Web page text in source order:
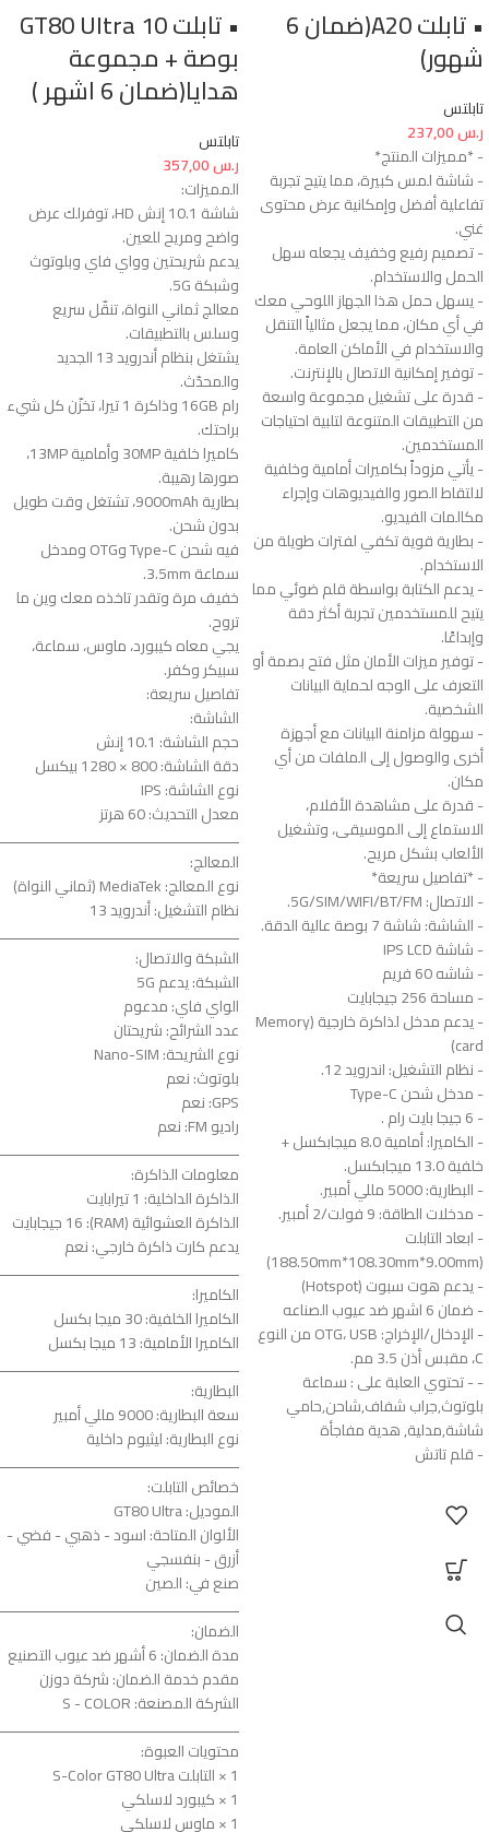
• تابلت A20(ضمان 6
شهور)
تابلتس
ر.س
- *مميزات المنتج*
- شاشة لمس كبيرة، مما يتيح تجربة
تفاعلية أفضل وإمكانية عرض محتوى
غني.
- تصميم رفيع وخفيف يجعله سهل
الحمل والاستخدام.
- يسهل حمل هذا الجهاز اللوحي معك
في أي مكان، مما يجعل مثالياً التنقل
والاستخدام في الأماكن العامة.
- توفير إمكانية الاتصال بالإنترنت.
- قدرة على تشغيل مجموعة واسعة
من التطبيقات المتنوعة لتلبية احتياجات
المستخدمين.
- يأتي مزوداً بكاميرات أمامية وخلفية
لالتقاط الصور والفيديوهات وإجراء
مكالمات الفيديو.
- بطارية قوية تكفي لفترات طويلة من
الاستخدام.
- يدعم الكتابة بواسطة قلم ضوئي مما
يتيح للمستخدمين تجربة أكثر دقة
وإبداعًا.
- توفير ميزات الأمان مثل فتح بصمة أو
التعرف على الوجه لحماية البيانات
الشخصية.
- سهولة مزامنة البيانات مع أجهزة
أخرى والوصول إلى الملفات من أي
مكان.
- قدرة على مشاهدة الأفلام،
الاستماع إلى الموسيقى، وتشغيل
الألعاب بشكل مريح.
- *تفاصيل سريعة*
- الاتصال: 5G/SIM/WIFI/BT/FM.
- الشاشة: شاشة 7 بوصة عالية الدقة.
- شاشة IPS LCD
- شاشه 60 فريم
- مساحة 256 جيجابايت
- يدعم مدخل لذاكرة خارجية (Memory
card)
- نظام التشغيل: اندرويد 12.
- مدخل شحن Type-C
- 6 جيجا بايت رام .
- الكاميرا: أمامية 8.0 ميجابكسل +
خلفية 13.0 ميجابكسل.
- البطارية: 5000 مللي أمبير.
- مدخلات الطاقة: 9 فولت/2 أمبير.
- ابعاد التابلت
(188.50mm*108.30mm*9.00mm)
- يدعم هوت سبوت (Hotspot)
- ضمان 6 اشهر ضد عيوب الصناعه
- الإدخال/الإخراج: OTG، USB من النوع
C، مقبس أذن 3.5 مم.
- - تحتوي العلبة على : سماعة
بلوتوث,جراب شفاف,شاحن,حامي
شاشة,مدلية, هدية مفاجأة
- قلم تاتش
• تابلت GT80 Ultra 10
بوصة + مجموعة
هدايا(ضمان 6 اشهر )
تابلتس
ر.س
المميزات:
شاشة 10.1 إنش HD، توفرلك عرض
واضح ومريح للعين.
يدعم شريحتين وواي فاي وبلوتوث
وشبكة 5G.
معالج ثماني النواة، تنقّل سريع
وسلس بالتطبيقات.
يشتغل بنظام أندرويد 13 الجديد
والمحدّث.
رام 16GB وذاكرة 1 تيرا، تخزّن كل شيء
براحتك.
كاميرا خلفية 30MP وأمامية 13MP،
صورها رهيبة.
بطارية 9000mAh، تشتغل وقت طويل
بدون شحن.
فيه شحن Type-C وOTG ومدخل
سماعة 3.5mm.
خفيف مرة وتقدر تاخذه معك وين ما
تروح.
يجي معاه كيبورد، ماوس، سماعة،
سبيكر وكفر.
تفاصيل سريعة:
الشاشة:
حجم الشاشة: 10.1 إنش
دقة الشاشة: 800 × 1280 بيكسل
نوع الشاشة: IPS
معدل التحديث: 60 هرتز
المعالج:
نوع المعالج: MediaTek (ثماني النواة)
نظام التشغيل: أندرويد 13
الشبكة والاتصال:
الشبكة: يدعم 5G
الواي فاي: مدعوم
عدد الشرائح: شريحتان
نوع الشريحة: Nano-SIM
بلوتوث: نعم
GPS: نعم
راديو FM: نعم
معلومات الذاكرة:
الذاكرة الداخلية: 1 تيرابايت
الذاكرة العشوائية (RAM): 16 جيجابايت
يدعم كارت ذاكرة خارجي: نعم
الكاميرا:
الكاميرا الخلفية: 30 ميجا بكسل
الكاميرا الأمامية: 13 ميجا بكسل
البطارية:
سعة البطارية: 9000 مللي أمبير
نوع البطارية: ليثيوم داخلية
خصائص التابلت:
الموديل: GT80 Ultra
الألوان المتاحة: اسود - ذهبي - فضي -
أزرق - بنفسجي
صنع في: الصين
الضمان:
مدة الضمان: 6 أشهر ضد عيوب التصنيع
مقدم خدمة الضمان: شركة دوزن
الشركة المصنعة: S - COLOR
محتويات العبوة:
1 × التابلت S-Color GT80 Ultra
1 × كيبورد لاسلكي
1 × ماوس لاسلكي